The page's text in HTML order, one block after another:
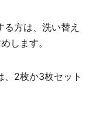
方は、洗い替え
します。
、2枚か3枚セット